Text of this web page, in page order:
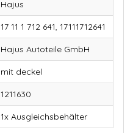
Hajus
17 11 1 712 641, 17111712641
Hajus Autoteile GmbH
mit deckel
1211630
1x Ausgleichsbehälter